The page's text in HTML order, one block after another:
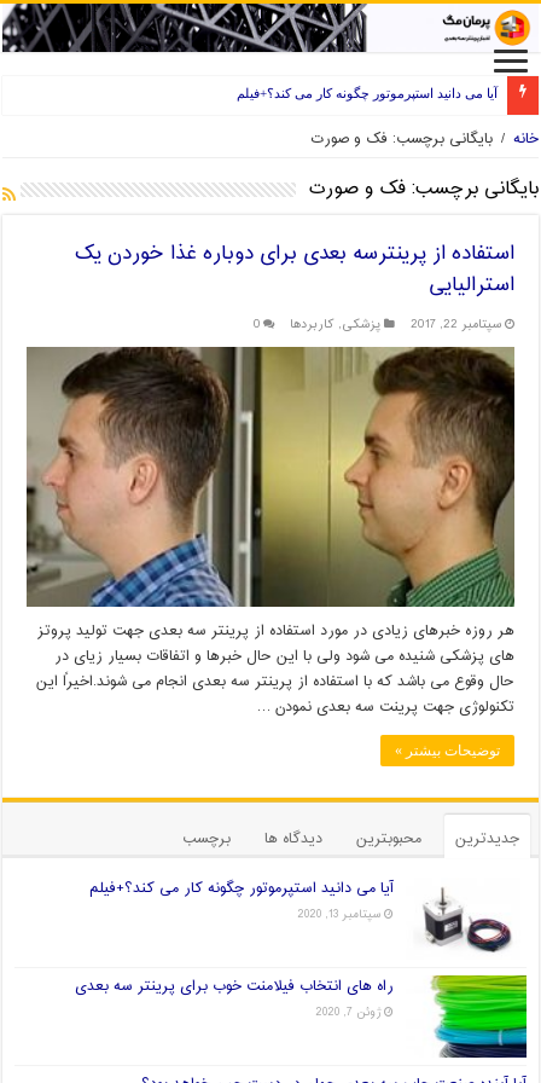
آیا می دانید استپرموتور چگونه کار می کند؟+فیلم
خانه / بایگانی برچسب: فک و صورت
بایگانی برچسب:فک و صورت
استفاده از پرینترسه بعدی برای دوباره غذا خوردن یک
استرالیایی
سپتامبر 22, 2017 پزشکی, کاربردها 0
هر روزه خبرهای زیادی در مورد استفاده از پرینتر سه بعدی جهت تولید پروتز
های پزشکی شنیده می شود ولی با این حال خبرها و اتفاقات بسیار زیای در
حال وقوع می باشد که با استفاده از پرینتر سه بعدی انجام می شوند.اخیراً این
تکنولوژی جهت پرینت سه بعدی نمودن …
توضیحات بیشتر »
جدیدترین محبوبترین دیدگاه ها برچسب
آیا می دانید استپرموتور چگونه کار می کند؟+فیلم
سپتامبر 13, 2020
راه های انتخاب فیلامنت خوب برای پرینتر سه بعدی
ژوئن 7, 2020